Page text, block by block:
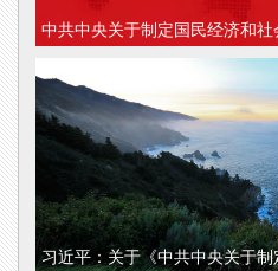
中共中央关于制定国民经济和
习近平：关于《中共中央关于